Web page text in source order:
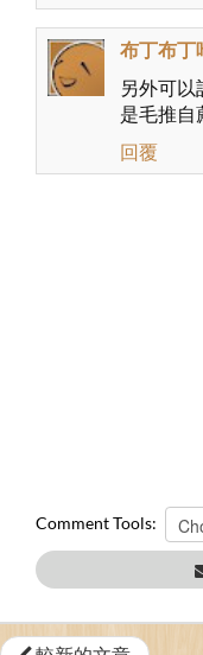
布丁布丁
另外可
是毛推自
回覆
Comment Tools: